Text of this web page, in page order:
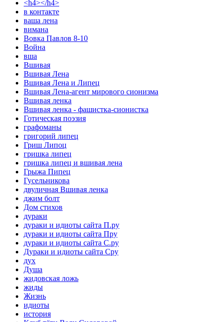
<h4></h4>
в контакте
ваша лена
вимана
Вовка Павлов 8-10
Война
вша
Вшивая
Вшивая Лена
Вшивая Лена и Липец
Вшивая Лена-агент мирового сионизма
Вшивая ленка
Вшивая ленка - фашистка-сионистка
Готическая поэзия
графоманы
григорий липец
Гриш Липоц
гришка липец
гришка липец и вшивая лена
Грыжа Пипец
Гусельникова
двуличная Вшивая ленка
джим болт
Дом стихов
дураки
дураки и идиоты сайта П.ру
дураки и идиоты сайта Пру
дураки и идиоты сайта С.ру
Дураки и идиоты сайта Сру
дух
Душа
жидовская ложь
жиды
Жизнь
идиоты
история